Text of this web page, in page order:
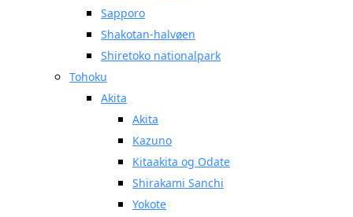
Sapporo
Shakotan-halvøen
Shiretoko nationalpark
Tohoku
Akita
Akita
Kazuno
Kitaakita og Odate
Shirakami Sanchi
Yokote